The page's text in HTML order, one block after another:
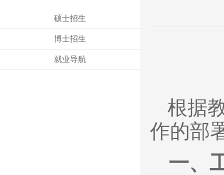
硕士招生
博士招生
就业导航
根据
作的部
一、